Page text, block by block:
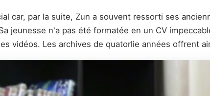
car, par la suite, Zun a souvent ressorti ses
jeunesse n'a pas été formatée en un CV
vidéos. Les archives de quatorlie années offrent